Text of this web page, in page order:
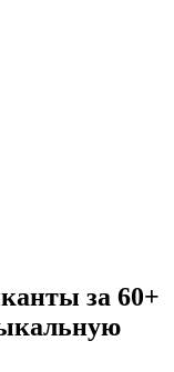
за 60+